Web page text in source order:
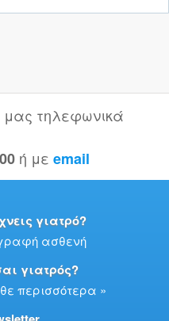
μας τηλεφωνικά
ή με email
γιατρό?
ασθενή
γιατρός?
περισσότερα »